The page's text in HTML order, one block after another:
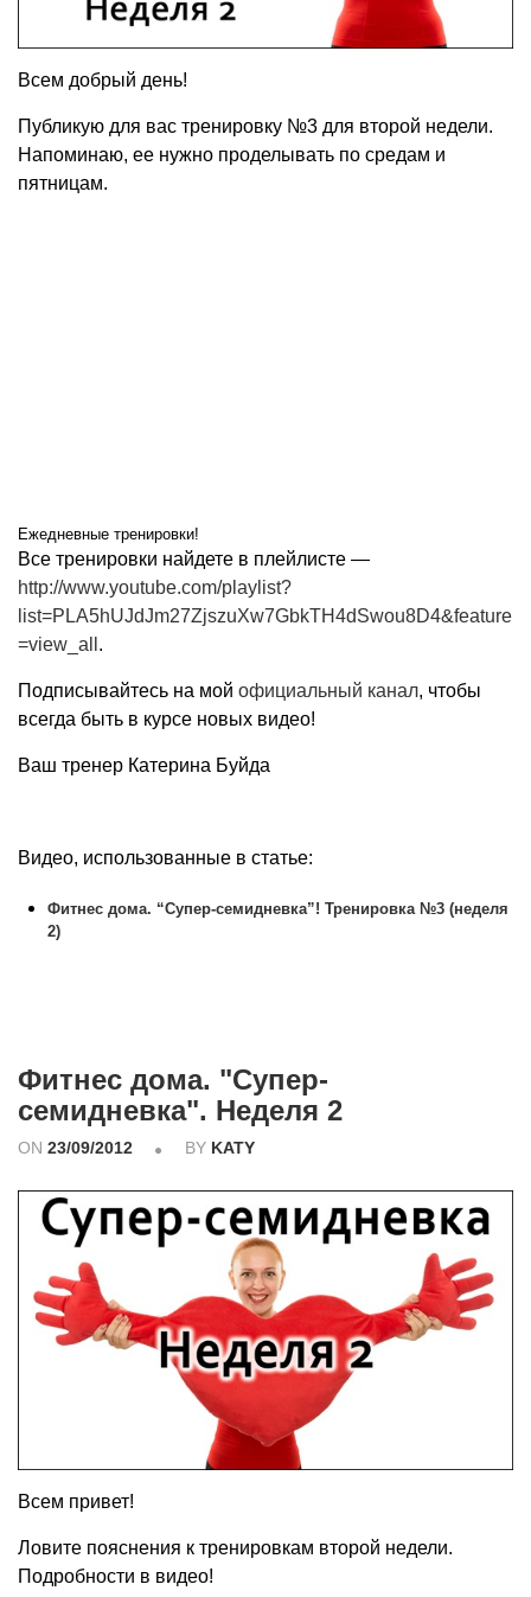
Всем добрый день!
Публикую для вас тренировку №3 для второй недели.
Напоминаю, ее нужно проделывать по средам и
пятницам.
Ежедневные тренировки!
Все тренировки найдете в плейлисте —
http://www.youtube.com/playlist?
list=PLA5hUJdJm27ZjszuXw7GbkTH4dSwou8D4&feature
=view_all .
Подписывайтесь на мой официальный канал, чтобы
всегда быть в курсе новых видео!
Ваш тренер Катерина Буйда
Видео, использованные в статье:
Фитнес дома. “Супер-семидневка”! Тренировка №3 (неделя
2)
Фитнес дома. "Супер-
семидневка". Неделя 2
ON 23/09/2012 BY KATY
Всем привет!
Ловите пояснения к тренировкам второй недели.
Подробности в видео!